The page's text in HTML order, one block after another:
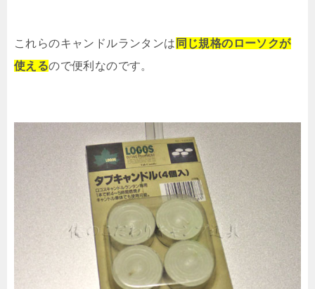
これらのキャンドルランタンは 同じ規格のローソクが
使えるので便利なのです。